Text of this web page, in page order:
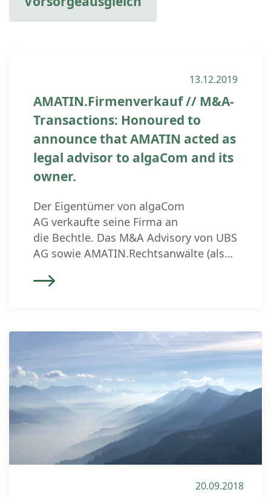
13.12.2019
AMATIN.Firmenverkauf // M&A-
Transactions: Honoured to
announce that AMATIN acted as
legal advisor to algaCom and its
owner.
Der Eigentümer von algaCom
AG verkaufte seine Firma an
die Bechtle. Das M&A Advisory von UBS
AG sowie AMATIN.Rechtsanwälte (als
Verkäufer beim Verkauf seiner Firma an
Steffen Schweiz AG akquiriert mit der
algacom AG in Basel einen auf
Collaboration sowie Identity & Access
Management spezialisierten IT-
Dienstleister. Das 1997 gegründete
Unternehmen verstärkt Bechtle Steffen
[…]
20.09.2018